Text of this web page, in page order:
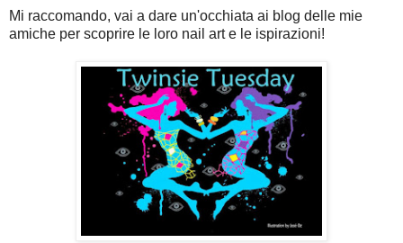
Mi raccomando, vai a dare un'occhiata ai blog delle mie
amiche per scoprire le loro nail art e le ispirazioni!